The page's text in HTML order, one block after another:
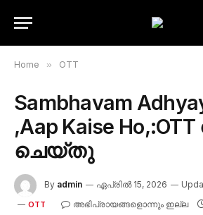
Home » OTT
Sambhavam
,Aap Kaise
ചെയ്തു
By admin ഏപ്രിൽ 15, 2026
OTT അഭിപ്രായങ്ങളൊന്നും ഇല്ല